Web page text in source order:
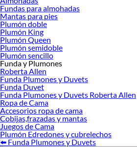
Fundas para almohadas
Mantas para pies
Plumón doble
Plumón King
Plumón Queen
Plumón semidoble
Plumón sencillo
Funda y Plumones
Roberta Allen
Funda Plumones y Duvets
Funda Duvet
Funda Plumones y Duvets Roberta Allen
Ropa de Cama
Accesorios ropa de cama
Cobijas,frazadas y mantas
Juegos de Cama
Plumón Edredones y cubrelechos
⬅️ Funda Plumones y Duvets